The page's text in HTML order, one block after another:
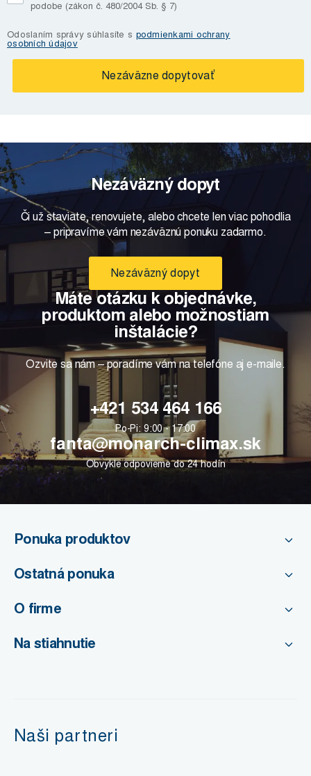
podobe (zákon č. 480/2004 Sb. § 7)
Odoslaním správy súhlasíte s podmienkami ochrany
osobních údajov
Nezáväzný dopyt
Či už staviate, renovujete, alebo chcete len viac pohodlia
– pripravíme vám nezáväznú ponuku zadarmo.
Nezáväzný dopyt
Máte otázku k objednávke,
produktom alebo možnostiam
inštalácie?
Ozvite sa nám – poradíme vám na telefóne aj e-maile.
+421 534 464 166
Po-Pi: 9:00 - 17:00
fanta@monarch-climax.sk
Obvykle odpovieme do 24 hodín
Ponuka produktov
Ostatná ponuka
O firme
Na stiahnutie
Naši partneri